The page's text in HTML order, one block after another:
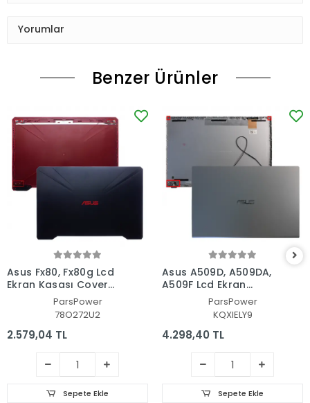
Yorumlar
Benzer Ürünler
Asus Fx80, Fx80g Lcd
Ekran Kasası Cover
Bezel - Çerçeve Set
ParsPower
78O272U2
2.579,04 TL
Sepete Ekle
Asus A509D, A509DA,
A509F Lcd Ekran
Kasası Cover Bezel -
Çerçeve Set
ParsPower
KQXIELY9
4.298,40 TL
Sepete Ekle